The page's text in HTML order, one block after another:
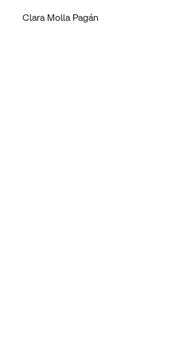
Clara Molla Pagán